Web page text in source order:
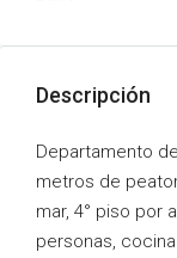
Descripción
Departamento
metros de
mar, 4° piso por
personas,